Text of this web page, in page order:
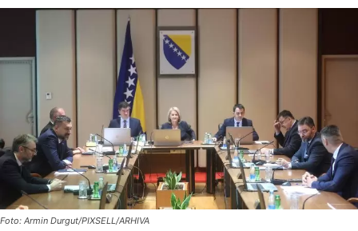
Foto: Armin Durgut/PIXSELL/ARHIVA